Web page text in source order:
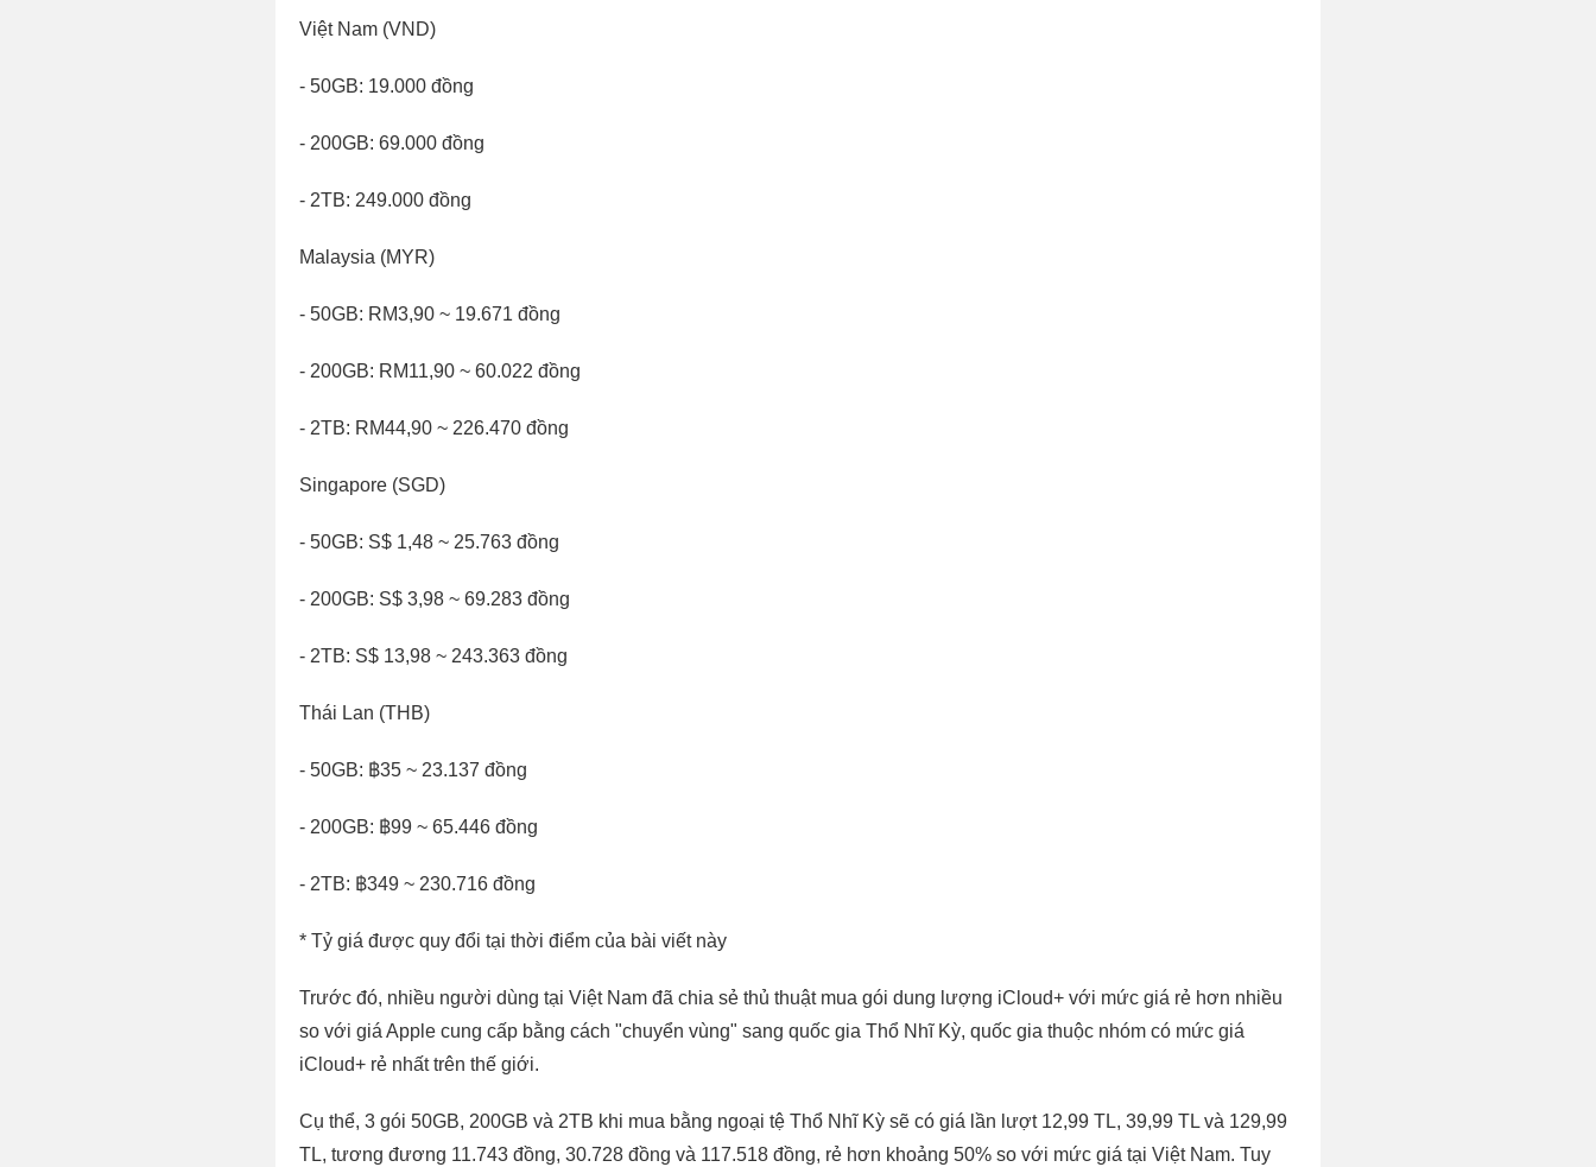
Việt Nam (VND)
- 50GB: 19.000 đồng
- 200GB: 69.000 đồng
- 2TB: 249.000 đồng
Malaysia (MYR)
- 50GB: RM3,90 ~ 19.671 đồng
- 200GB: RM11,90 ~ 60.022 đồng
- 2TB: RM44,90 ~ 226.470 đồng
Singapore (SGD)
- 50GB: S$ 1,48 ~ 25.763 đồng
- 200GB: S$ 3,98 ~ 69.283 đồng
- 2TB: S$ 13,98 ~ 243.363 đồng
Thái Lan (THB)
- 50GB: ฿35 ~ 23.137 đồng
- 200GB: ฿99 ~ 65.446 đồng
- 2TB: ฿349 ~ 230.716 đồng
* Tỷ giá được quy đổi tại thời điểm của bài viết này
Trước đó, nhiều người dùng tại Việt Nam đã chia sẻ thủ thuật mua gói dung lượng iCloud+ với mức giá rẻ hơn nhiều
so với giá Apple cung cấp bằng cách "chuyển vùng" sang quốc gia Thổ Nhĩ Kỳ, quốc gia thuộc nhóm có mức giá
iCloud+ rẻ nhất trên thế giới.
Cụ thể, 3 gói 50GB, 200GB và 2TB khi mua bằng ngoại tệ Thổ Nhĩ Kỳ sẽ có giá lần lượt 12,99 TL, 39,99 TL và 129,99
TL, tương đương 11.743 đồng, 30.728 đồng và 117.518 đồng, rẻ hơn khoảng 50% so với mức giá tại Việt Nam. Tuy